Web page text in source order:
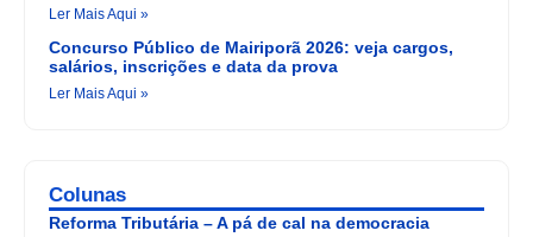
Ler Mais Aqui »
Concurso Público de Mairiporã 2026: veja cargos,
salários, inscrições e data da prova
Ler Mais Aqui »
Colunas
Reforma Tributária – A pá de cal na democracia